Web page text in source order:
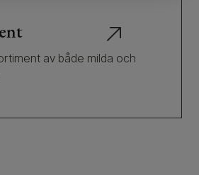
av både milda och